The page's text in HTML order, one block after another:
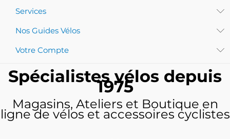
Services
Nos Guides Vélos
Votre Compte
Spécialistes vélos depuis
1975
Magasins, Ateliers et Boutique en
ligne de vélos et accessoires cyclistes